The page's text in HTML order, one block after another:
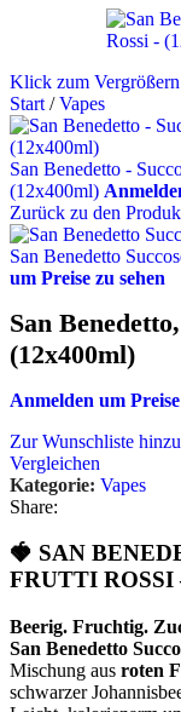
Klick zum Vergrößern
Start / Vapes
San Benedetto -
(12x400ml)
Zurück zu den
San Benedetto
um Preise zu sehen
San
(12x400ml)
Anmelden um Preise
Zur Wunschliste
Vergleichen
Kategorie: Vapes
Share:
🍓 SAN
FRUTTI ROSSI
Beerig. Fruchtig.
San Benedetto
Mischung aus roten
schwarzer